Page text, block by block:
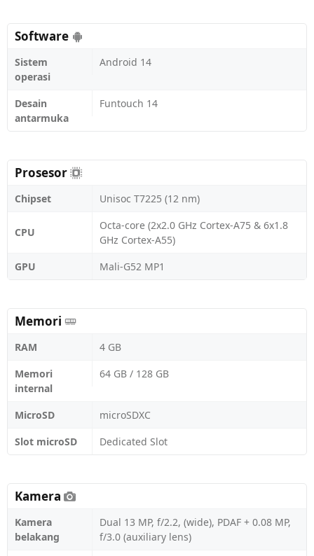
Software
Sistem
operasi
Android 14
Desain
antarmuka
Funtouch 14
Prosesor
Chipset Unisoc T7225 (12 nm)
CPU
Octa-core (2x2.0 GHz Cortex-A75 & 6x1.8
GHz Cortex-A55)
GPU
Mali-G52 MP1
Memori
RAM
4 GB
Memori
internal
64 GB / 128 GB
MicroSD
microSDXC
Slot microSD
Dedicated Slot
Kamera
Kamera
belakang
Dual 13 MP, f/2.2, (wide), PDAF + 0.08 MP,
f/3.0 (auxiliary lens)